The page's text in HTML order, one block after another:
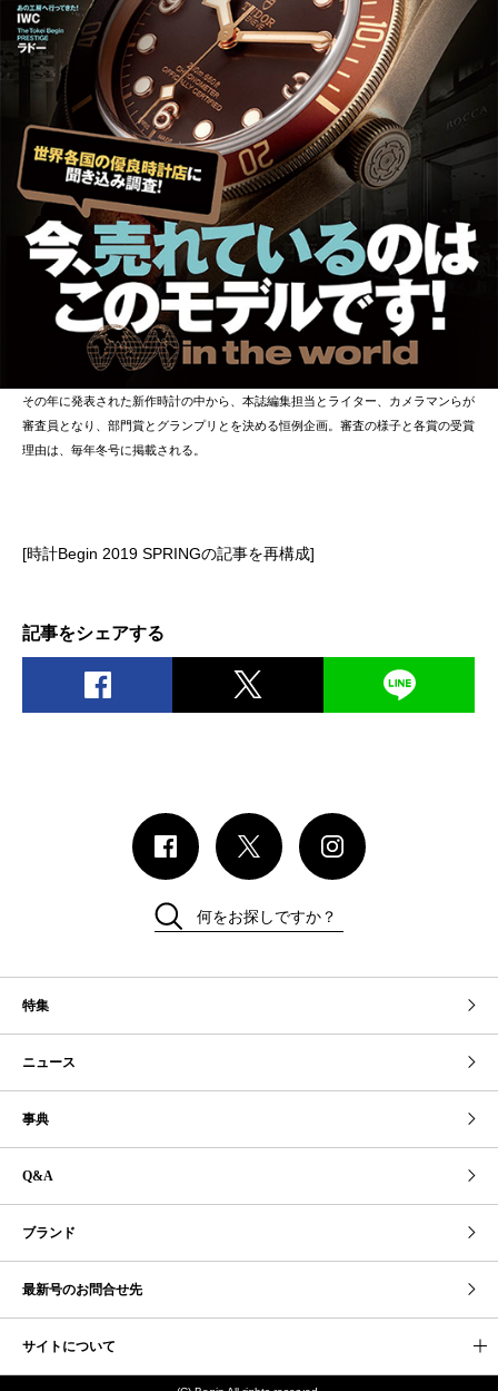
その年に発表された新作時計の中から、本誌編集担当とライター、カメラマンらが
審査員となり、部門賞とグランプリとを決める恒例企画。審査の様子と各賞の受賞
理由は、毎年冬号に掲載される。
[時計Begin 2019 SPRINGの記事を再構成]
記事をシェアする
特集
ニュース
事典
Q&A
ブランド
最新号のお問合せ先
何をお探しですか？
サイトについて